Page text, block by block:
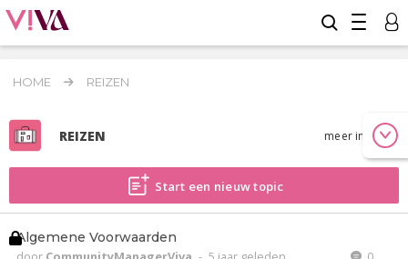
HOME REIZEN
REIZEN meer info
Start een nieuw topic
Algemene Voorwaarden